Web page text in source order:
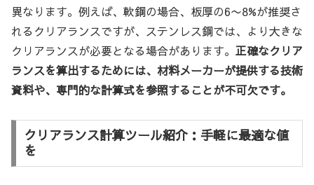
異なります。例えば、軟鋼の場合、板厚の6〜8%が推奨さ
れるクリアランスですが、ステンレス鋼では、より大きな
クリアランスが必要となる場合があります。 正確なクリア
ランスを算出するためには、材料メーカーが提供する技術
資料や、専門的な計算式を参照することが不可欠です。
クリアランス計算ツール紹介：手軽に最適な値
を